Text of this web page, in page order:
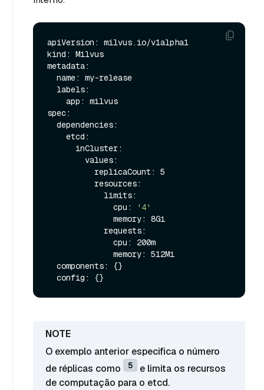
apiVersion: milvus.io/v1alpha1
kind: Milvus
metadata:
spec:
              cpu:
'4'
O exemplo anterior especifica o número
de réplicas como
5
e limita os recursos
de computação para o etcd.